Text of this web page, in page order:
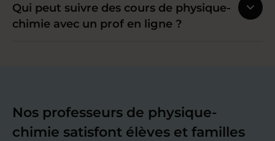
Qui peut suivre des cours de physique-
chimie avec un prof en ligne ?
Nos professeurs de physique-
chimie satisfont élèves et familles